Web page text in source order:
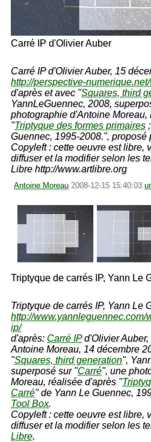
Carré IP d'Olivier Auber
Carré IP d'Olivier Auber, 15
http://perspective-
d'après et avec "Squares, third
YannLeGuennec, 2008,
photographie d'Antoine Moreau,
"Triptyque des formes primaires
Guennec, 1995-2008.", proposé
Copyleft : cette oeuvre est libre,
diffuser et la modifier selon les
Libre http://www.artlibre.org
Antoine Moreau 2008-12-15 15:40:03
Triptyque de carrés IP, Yann Le
Triptyque de carrés IP, Yann Le
http://www.yannleguennec.com/
ip/
d'après: Carré IPd'Olivier Auber,
Antoine Moreau, 14 décembre
"Squares, third generation",
superposé sur "Carré", une
Moreau, réalisée d'après "
Carré" de Yann Le Guennec,
Tool Box.
Copyleft : cette oeuvre est libre,
diffuser et la modifier selon les
Libre.